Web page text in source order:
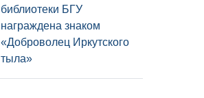
библиотеки БГУ
награждена знаком
«Доброволец Иркутского
тыла»